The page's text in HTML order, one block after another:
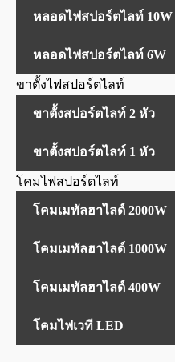
หลอดไฟสปอร์ตไลท์ 10W
หลอดไฟสปอร์ตไลท์ 6W
ขาตั้งไฟสปอร์ตไลท์
ขาตั้งสปอร์ตไลท์ 2 หัว
ขาตั้งสปอร์ตไลท์ 1 หัว
โคมไฟสปอร์ตไลท์
โคมเมทัลฮาไลด์ 2000W
โคมเมทัลฮาไลด์ 1000W
โคมเมทัลฮาไลด์ 400W
โคมไฟเวที LED